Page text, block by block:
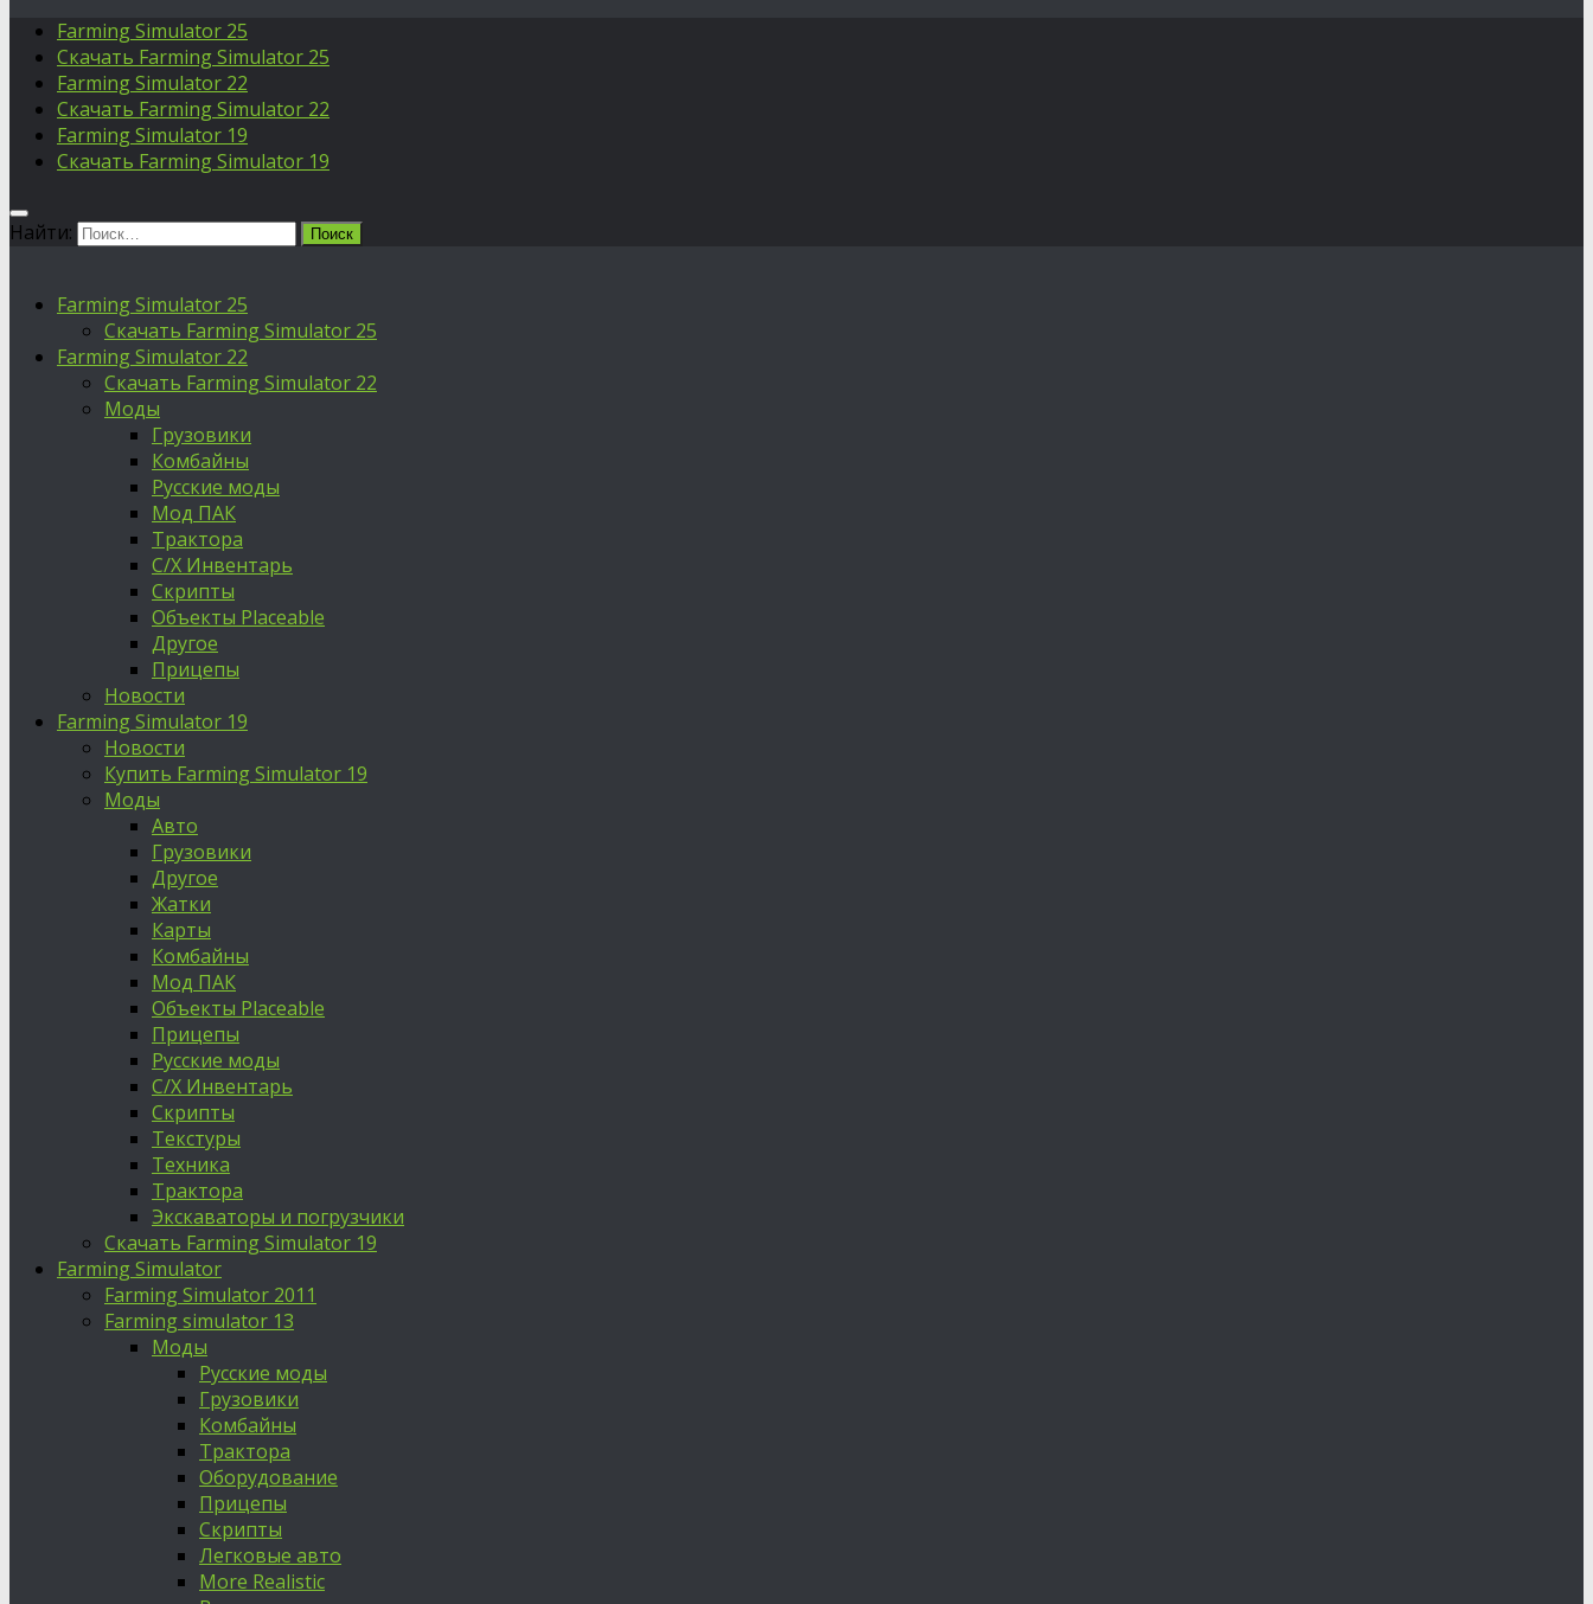
Farming Simulator 25
Скачать Farming Simulator 25
Farming Simulator 22
Скачать Farming Simulator 22
Farming Simulator 19
Скачать Farming Simulator 19
Найти:
Farming Simulator 25
Скачать Farming Simulator 25
Farming Simulator 22
Скачать Farming Simulator 22
Моды
Грузовики
Комбайны
Русские моды
Мод ПАК
Трактора
С/Х Инвентарь
Скрипты
Объекты Placeable
Другое
Прицепы
Новости
Farming Simulator 19
Новости
Купить Farming Simulator 19
Моды
Авто
Грузовики
Другое
Жатки
Карты
Комбайны
Мод ПАК
Объекты Placeable
Прицепы
Русские моды
С/Х Инвентарь
Скрипты
Текстуры
Техника
Трактора
Экскаваторы и погрузчики
Скачать Farming Simulator 19
Farming Simulator
Farming Simulator 2011
Farming simulator 13
Моды
Русские моды
Грузовики
Комбайны
Трактора
Оборудование
Прицепы
Скрипты
Легковые авто
More Realistic